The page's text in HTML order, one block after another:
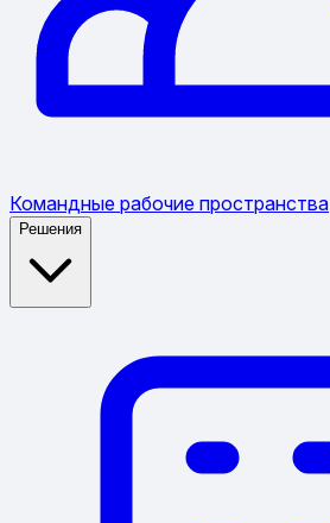
Командные рабочие пространства
Решения